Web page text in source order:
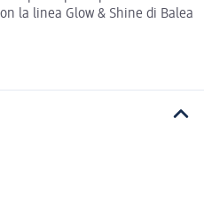
la linea Glow & Shine di Balea